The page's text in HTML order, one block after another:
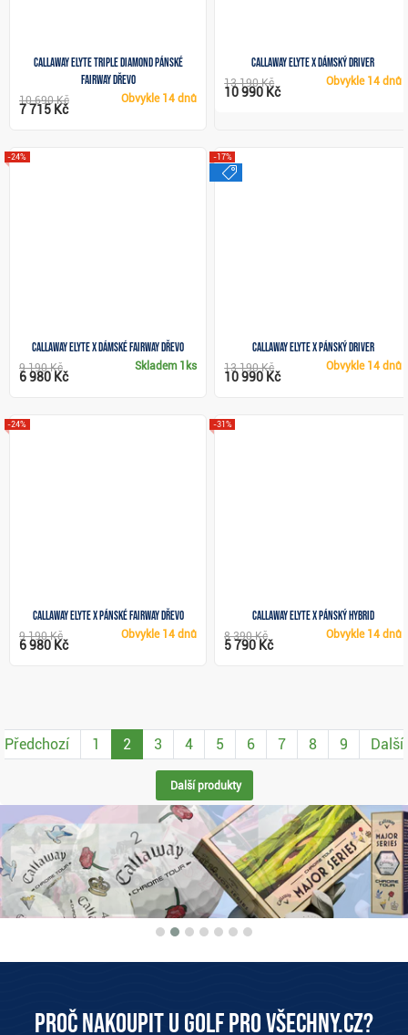
Callaway Elyte Triple Diamond pánské
fairway dřevo
Obvykle 14 dnů
10 690 Kč
7 715 Kč
Callaway Elyte X dámský driver
Obvykle 14 dnů
13 190 Kč
10 990 Kč
Callaway Elyte X dámské fairway dřevo
-24%
Skladem 1ks
9 190 Kč
6 980 Kč
Callaway Elyte X pánský driver
-17%
Obvykle 14 dnů
13 190 Kč
10 990 Kč
Callaway Elyte X pánské fairway dřevo
-24%
Obvykle 14 dnů
9 190 Kč
6 980 Kč
Callaway Elyte X pánský hybrid
-31%
Obvykle 14 dnů
8 390 Kč
5 790 Kč
Předchozí 1 2 3 4 5 6 7 8 9 Další
Další produkty
Proč nakoupit u Golf pro všechny.cz?